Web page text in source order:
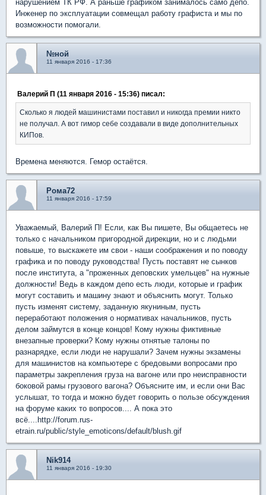
нарушением ТК РФ. А раньше графиком занималось само депо.
Инженер по эксплуатации совмещал работу графиста и мы по
возможности помогали.
№ной
11 января 2016 - 17:36
Валерий П (11 января 2016 - 15:36) писал:
Сколько я людей машинистами поставил и никогда премии никто
не получал. А вот гимор себе создавали в виде дополнительных
КИПов.
Времена меняются. Гемор остаётся.
Рома72
11 января 2016 - 17:59
Уважаемый, Валерий П! Если, как Вы пишете, Вы общаетесь не
только с начальником пригородной дирекции, но и с людьми
повыше, то выскажете им свои - наши соображения и по поводу
графика и по поводу руководства! Пусть поставят не сынков
после института, а "проженных деповских умельцев" на нужные
должности! Ведь в каждом депо есть люди, которые и график
могут составить и машину знают и объяснить могут. Только
пусть изменят систему, заданную якуниным, пусть
переработают положения о нормативах начальников, пусть
делом займутся в конце концов! Кому нужны фиктивные
внезапные проверки? Кому нужны отнятые талоны по
разнарядке, если люди не нарушали? Зачем нужны экзамены
для машинистов на компьютере с бредовыми вопросами про
параметры закрепления груза на вагоне или про неисправности
боковой рамы грузового вагона? Объясните им, и если они Вас
услышат, то тогда и можно будет говорить о пользе обсуждения
на форуме каких то вопросов.... А пока это
всё....http://forum.rus-
etrain.ru/public/style_emoticons/default/blush.gif
Nik914
11 января 2016 - 19:30